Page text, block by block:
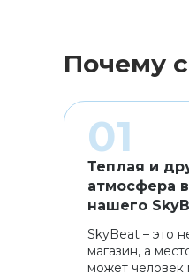
Почему
Теплая и
атмосфера
нашего
SkyBeat – это
магазин, а
может человек